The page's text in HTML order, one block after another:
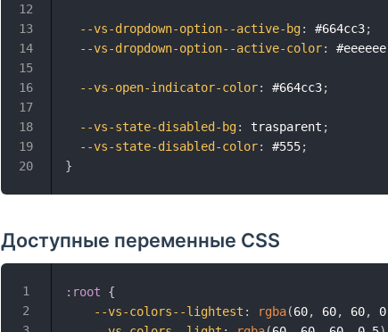
--vs-dropdown-option--active-bg: #664cc3;
--vs-dropdown-option--active-color: #eeeeee
--vs-open-indicator-color: #664cc3;
--vs-state-disabled-bg: trasparent ;
--vs-state-disabled-color: #555;
}
Доступные переменные CSS
:root
{
--vs-colors--lightest : rgba(60, 60, 60,